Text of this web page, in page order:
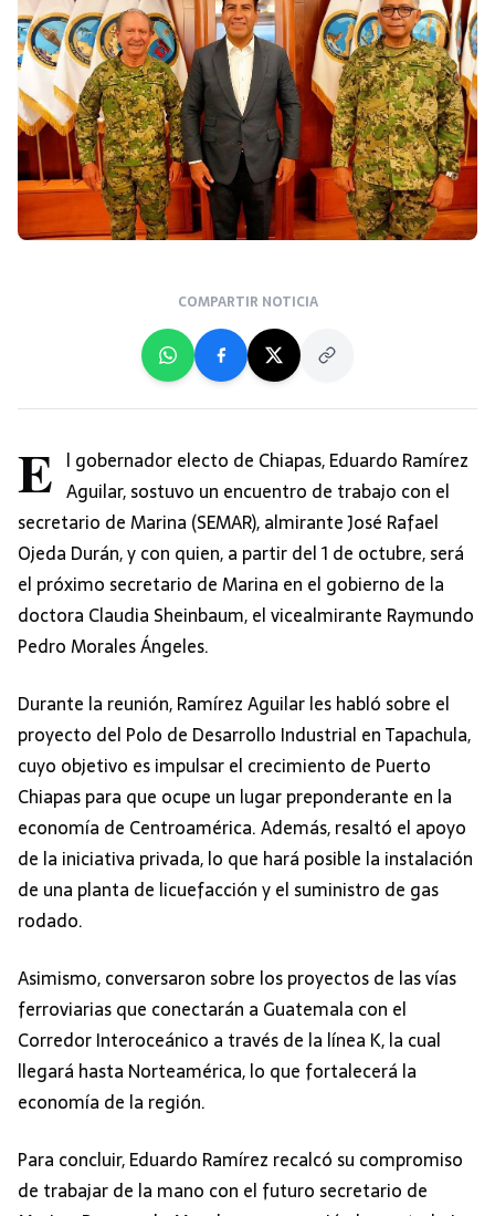
COMPARTIR NOTICIA
E l gobernador electo de Chiapas, Eduardo Ramírez
Aguilar, sostuvo un encuentro de trabajo con el
secretario de Marina (SEMAR), almirante José Rafael
Ojeda Durán, y con quien, a partir del 1 de octubre, será
el próximo secretario de Marina en el gobierno de la
doctora Claudia Sheinbaum, el vicealmirante Raymundo
Pedro Morales Ángeles.
Durante la reunión, Ramírez Aguilar les habló sobre el
proyecto del Polo de Desarrollo Industrial en Tapachula,
cuyo objetivo es impulsar el crecimiento de Puerto
Chiapas para que ocupe un lugar preponderante en la
economía de Centroamérica. Además, resaltó el apoyo
de la iniciativa privada, lo que hará posible la instalación
de una planta de licuefacción y el suministro de gas
rodado.
Asimismo, conversaron sobre los proyectos de las vías
ferroviarias que conectarán a Guatemala con el
Corredor Interoceánico a través de la línea K, la cual
llegará hasta Norteamérica, lo que fortalecerá la
economía de la región.
Para concluir, Eduardo Ramírez recalcó su compromiso
de trabajar de la mano con el futuro secretario de